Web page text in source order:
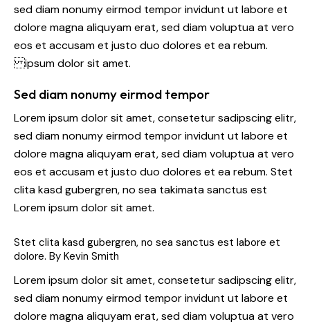
sed diam nonumy eirmod tempor invidunt ut labore et
dolore magna aliquyam erat, sed diam voluptua at vero
eos et accusam et justo duo dolores et ea rebum.
ipsum dolor sit amet.
Sed diam nonumy eirmod tempor
Lorem ipsum dolor sit amet, consetetur sadipscing elitr,
sed diam nonumy eirmod tempor invidunt ut labore et
dolore magna aliquyam erat, sed diam voluptua at vero
eos et accusam et justo duo dolores et ea rebum. Stet
clita kasd gubergren, no sea takimata sanctus est
Lorem ipsum dolor sit amet.
Stet clita kasd gubergren, no sea sanctus est labore et
dolore. By Kevin Smith
Lorem ipsum dolor sit amet, consetetur sadipscing elitr,
sed diam nonumy eirmod tempor invidunt ut labore et
dolore magna aliquyam erat, sed diam voluptua at vero